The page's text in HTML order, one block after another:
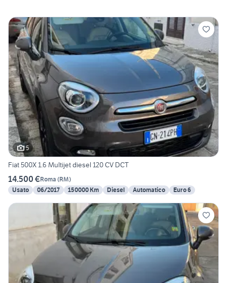
5
Fiat 500X 1.6 Multijet diesel 120 CV DCT
14.500 €Roma (RM)
Usato
06/2017 150000 Km Diesel Automatico Euro 6